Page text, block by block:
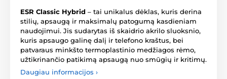
ESR Classic Hybrid – tai unikalus dėklas, kuris derina
stilių, apsaugą ir maksimalų patogumą kasdieniam
naudojimui. Jis sudarytas iš skaidrio akrilo sluoksnio,
kuris apsaugo galinę dalį ir telefono kraštus, bei
patvaraus minkšto termoplastinio medžiagos rėmo,
užtikrinančio patikimą apsaugą nuo smūgių ir kritimų.
Daugiau informacijos ›